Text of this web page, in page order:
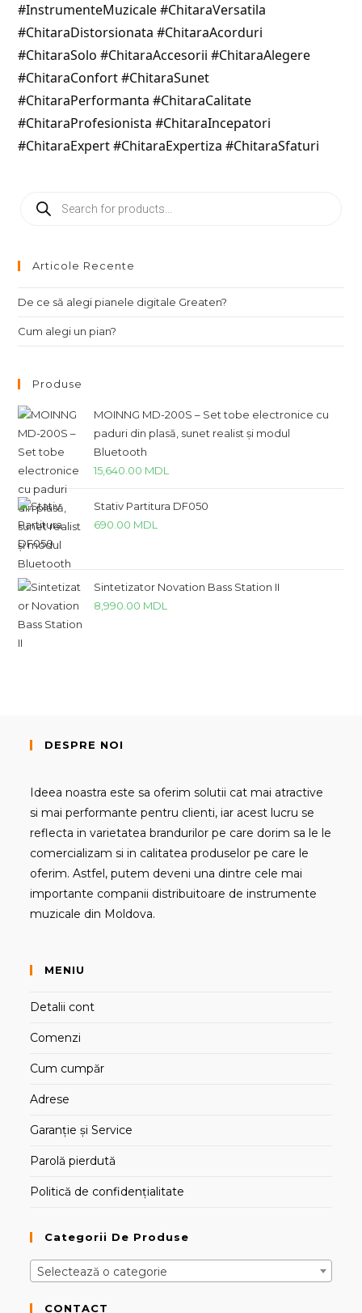
#InstrumenteMuzicale #ChitaraVersatila
#ChitaraDistorsionata #ChitaraAcorduri
#ChitaraSolo #ChitaraAccesorii #ChitaraAlegere
#ChitaraConfort #ChitaraSunet
#ChitaraPerformanta #ChitaraCalitate
#ChitaraProfesionista #ChitaraIncepatori
#ChitaraExpert #ChitaraExpertiza #ChitaraSfaturi
search
Articole Recente
De ce să alegi pianele digitale Greaten?
Cum alegi un pian?
Produse
MOINNG MD-200S – Set tobe electronice cu
paduri din plasă, sunet realist și modul
Bluetooth
15,640.00 MDL
Stativ Partitura DF050
690.00 MDL
Sintetizator Novation Bass Station II
8,990.00 MDL
DESPRE NOI
Ideea noastra este sa oferim solutii cat mai atractive
si mai performante pentru clienti, iar acest lucru se
reflecta in varietatea brandurilor pe care dorim sa le le
comercializam si in calitatea produselor pe care le
oferim. Astfel, putem deveni una dintre cele mai
importante companii distribuitoare de instrumente
muzicale din Moldova.
MENIU
Detalii cont
Comenzi
Cum cumpăr
Adrese
Garanție și Service
Parolă pierdută
Politică de confidențialitate
Categorii De Produse
Selectează o categorie
CONTACT